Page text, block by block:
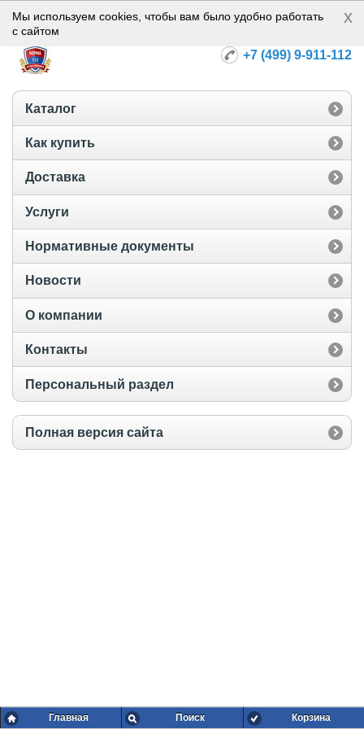
Норма-112
+7 (499) 9-911-112
Каталог
Как купить
Доставка
Услуги
Нормативные документы
Новости
О компании
Контакты
Персональный раздел
Полная версия сайта
Главная Поиск Корзина
Мы используем cookies, чтобы вам было удобно работать
с сайтом
x